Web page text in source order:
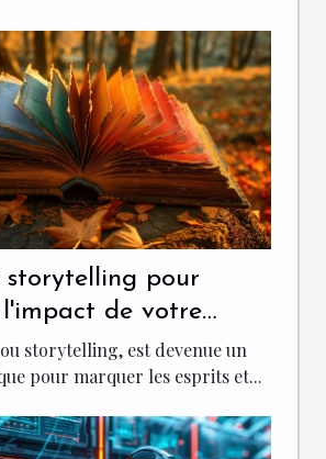
storytelling pour
de votre
storytelling, est devenue un
pour marquer les esprits et...